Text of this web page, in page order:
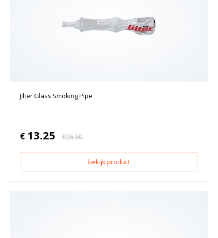
Jilter Glass Smoking Pipe
€ 13.25 €26.50
bekijk product